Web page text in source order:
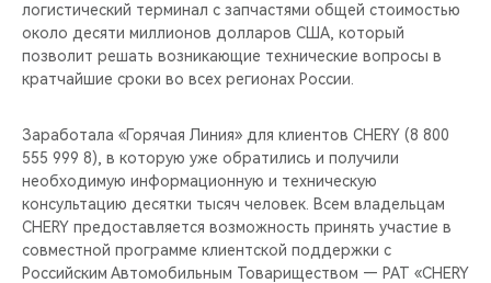
логистический терминал с запчастями общей стоимостью
около десяти миллионов долларов США, который
позволит решать возникающие технические вопросы в
кратчайшие сроки во всех регионах России.
Заработала «Горячая Линия» для клиентов CHERY (8 800
555 999 8), в которую уже обратились и получили
необходимую информационную и техническую
консультацию десятки тысяч человек. Всем владельцам
CHERY предоставляется возможность принять участие в
совместной программе клиентской поддержки с
Российским Автомобильным Товариществом — РАТ «CHERY